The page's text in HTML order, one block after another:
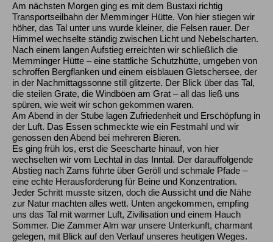
Am nächsten Morgen ging es mit dem Bustaxi richtig
Transportseilbahn der Memminger Hütte. Von hier stiegen wir
höher, das Tal unter uns wurde kleiner, die Felsen rauer. Der
Himmel wechselte ständig zwischen Licht und Nebelscharten.
Nach einem langen Aufstieg erreichten wir schließlich die
Memminger Hütte – eine stattliche Schutzhütte, umgeben von
schroffen Bergflanken und einem eisblauen Gletschersee, der
in der Nachmittagssonne still glitzerte. Der Blick über das Tal,
die steilen Grate, die Windböen am Grat – all das ließ uns
spüren, wie weit wir schon gekommen waren.
Am Abend in der Stube lagen Zufriedenheit und Erschöpfung in
der Luft. Das Essen schmeckte wie ein Festmahl und wir
genossen den Abend bei mehreren Bieren.
Es ging früh los, erst die Seescharte hinauf, von hier
wechselten wir vom Lechtal in das Inntal. Der darauffolgende
Abstieg nach Zams führte über Geröll und schmale Pfade –
eine echte Herausforderung für Beine und Konzentration.
Jeder Schritt musste sitzen, doch die Aussicht und die Nähe
zur Natur machten alles wett. Unten angekommen, empfing
uns das Tal mit warmer Luft, Zivilisation und einem Hauch
Sommer. Die Zammer Alm war unsere Unterkunft, charmant
gelegen, mit Blick auf den Verlauf unseres heutigen Weges.